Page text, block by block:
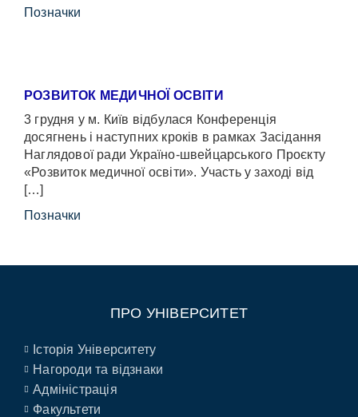
Позначки
РОЗВИТОК МЕДИЧНОЇ ОСВІТИ
3 грудня у м. Київ відбулася Конференція
досягнень і наступних кроків в рамках Засідання
Наглядової ради Україно-швейцарського Проєкту
«Розвиток медичної освіти». Участь у заході від
[…]
Позначки
ПРО УНІВЕРСИТЕТ
Історія Університету
Нагороди та відзнаки
Адміністрація
Факультети